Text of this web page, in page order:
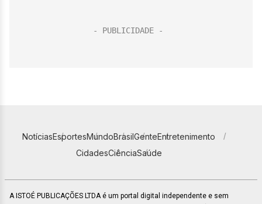
NotíciasEsportesMundoBrasilGenteEntretenimento
CidadesCiênciaSaúde
A ISTOÉ PUBLICAÇÕES LTDA é um portal digital independente e sem